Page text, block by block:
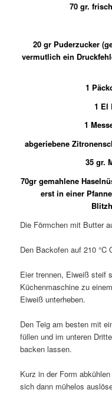
70 gr.
20 gr Puderzucker
vermutlich ein
1
1 El
1
abgeriebene
35 gr.
70gr gemahlene
erst in einer
Die Förmchen mit Butter
Den Backofen auf 210 °C
Eier trennen, Eiweiß steif
Küchenmaschine zu
Eiweiß unterheben.
Den Teig am besten mit
füllen und im unteren
backen lassen.
Kurz in der Form
sich dann mühelos